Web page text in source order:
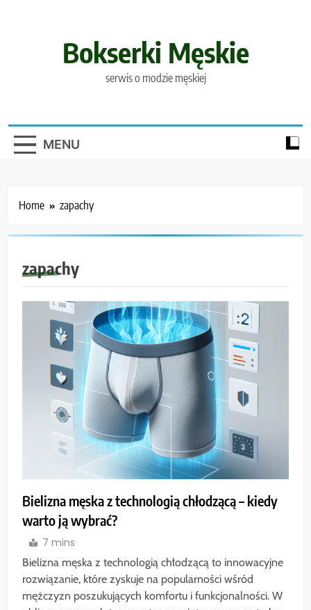
Bokserki Męskie
serwis o modzie męskiej
MENU
Home zapachy
zapachy
Bielizna męska z technologią chłodzącą – kiedy
warto ją wybrać?
7 mins
Bielizna męska z technologią chłodzącą to innowacyjne
rozwiązanie, które zyskuje na popularności wśród
mężczyzn poszukujących komfortu i funkcjonalności. W